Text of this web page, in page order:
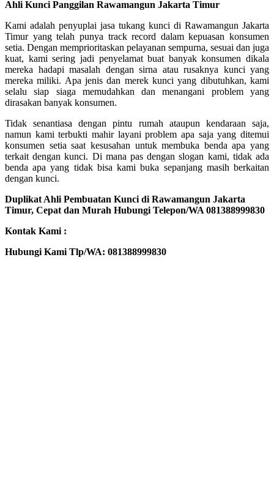
Ahli Kunci Panggilan Rawamangun Jakarta Timur
Kami adalah penyuplai jasa tukang kunci di Rawamangun Jakarta
Timur yang telah punya track record dalam kepuasan konsumen
setia. Dengan memprioritaskan pelayanan sempurna, sesuai dan juga
kuat, kami sering jadi penyelamat buat banyak konsumen dikala
mereka hadapi masalah dengan sirna atau rusaknya kunci yang
mereka miliki. Apa jenis dan merek kunci yang dibutuhkan, kami
selalu siap siaga memudahkan dan menangani problem yang
dirasakan banyak konsumen.
Tidak senantiasa dengan pintu rumah ataupun kendaraan saja,
namun kami terbukti mahir layani problem apa saja yang ditemui
konsumen setia saat kesusahan untuk membuka benda apa yang
terkait dengan kunci. Di mana pas dengan slogan kami, tidak ada
benda apa yang tidak bisa kami buka sepanjang masih berkaitan
dengan kunci.
Duplikat Ahli Pembuatan Kunci di Rawamangun Jakarta
Timur, Cepat dan Murah Hubungi Telepon/WA 081388999830
Kontak Kami :
Hubungi Kami Tlp/WA: 081388999830